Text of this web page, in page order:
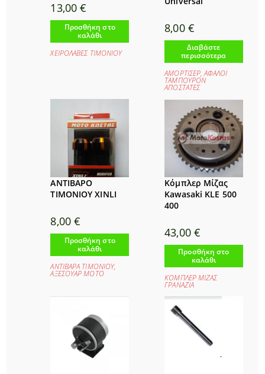
13,00€
Προσθήκη στο
καλάθι
ΧΕΙΡΟΛΑΒΕΣ ΤΙΜΟΝΙΟΥ
8,00 €
Διαβάστε
περισσότερα
ΑΜΟΡΤΙΣΕΡ,ΑΦΑΛΟΙ
ΤΑΜΠΟΥΡΟΝ
ΑΠΟΣΤΑΤΕΣ
ΑΝΤΙΒΑΡΟ
ΤΙΜΟΝΙΟΥ XINLI
8,00 €
Προσθήκη στο
καλάθι
ΑΝΤΙΒΑΡΑ ΤΙΜΟΝΙΟΥ,
ΑΞΕΣΟΥΑΡ ΜΟΤΟ
Κόμπλερ Μίζας
Kawasaki KLE 500
400
43,00 €
Προσθήκη στο
καλάθι
ΚΟΜΠΛΕΡ ΜΙΖΑΣ
ΓΡΑΝΑΖΙΑ